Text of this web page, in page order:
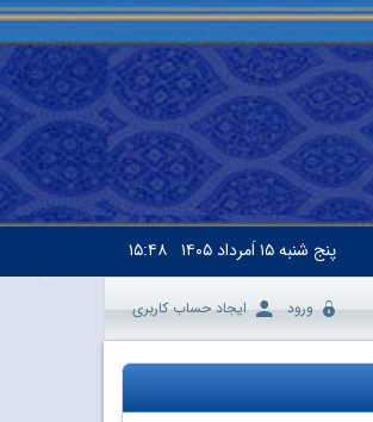
پنج شنبه۱۵ اَمرداد ۱۴۰۵ ۱۵:۴۸
ورود ایجاد حساب کاربری